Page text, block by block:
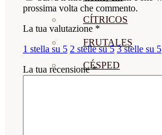
CÍTRICOS
FRUTALES
CÉSPED
prossima volta che commento.
La tua valutazione *
1 stella su 5 2 stelle su 5 3 stelle su 5
La tua recensione*